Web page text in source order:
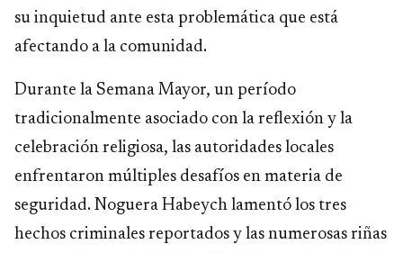
su inquietud ante esta problemática que está
afectando a la comunidad.
Durante la Semana Mayor, un período
tradicionalmente asociado con la reflexión y la
celebración religiosa, las autoridades locales
enfrentaron múltiples desafíos en materia de
seguridad. Noguera Habeych lamentó los tres
hechos criminales reportados y las numerosas riñas